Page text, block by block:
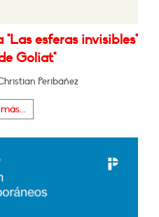
esferas invisibles"
Goliat"
Peribáñez